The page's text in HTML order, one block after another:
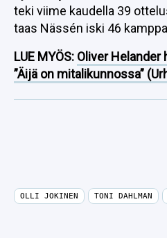
teki viime kaudella 39
taas Nässén iski 46
LUE MYÖS: Oliver Helander
”Äijä on mitalikunnossa”
OLLI JOKINEN TONI DAHLMAN